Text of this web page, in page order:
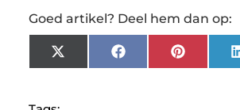
Goed artikel? Deel hem dan op:
X
(Twitter)
FacebookPinterest